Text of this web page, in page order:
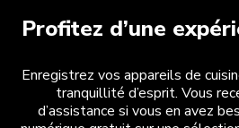
Profitez d’une
Enregistrez vos appareils de
tranquillité d’esprit. Vous
d’assistance si vous en avez